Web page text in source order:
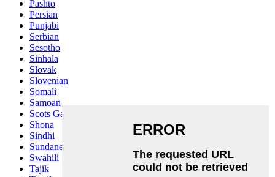
Pashto
Persian
Punjabi
Serbian
Sesotho
Sinhala
Slovak
Slovenian
Somali
Samoan
Scots Gaelic
Shona
Sindhi
Sundanese
Swahili
Tajik